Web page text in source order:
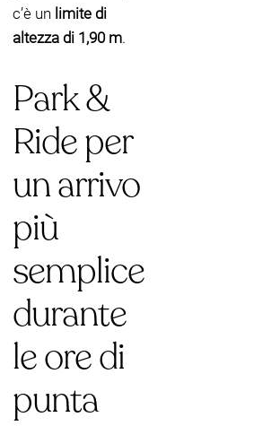
c’è un limite di
altezza di 1,90 m.
Park &
Ride per
un arrivo
più
semplice
durante
le ore di
punta